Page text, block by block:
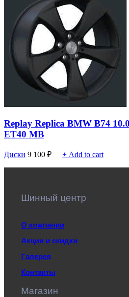
Replay Replica BMW B74
ET40 MB
Диски 9 100 ₽ + Add to cart
Шинный центр
О компании
Акции и скидки
Галерея
Контакты
Магазин